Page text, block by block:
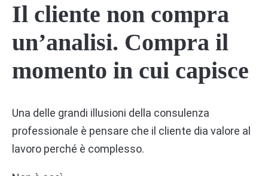
Il cliente non compra
un’analisi. Compra il
momento in cui capisce
Una delle grandi illusioni della consulenza
professionale è pensare che il cliente dia valore al
lavoro perché è complesso.